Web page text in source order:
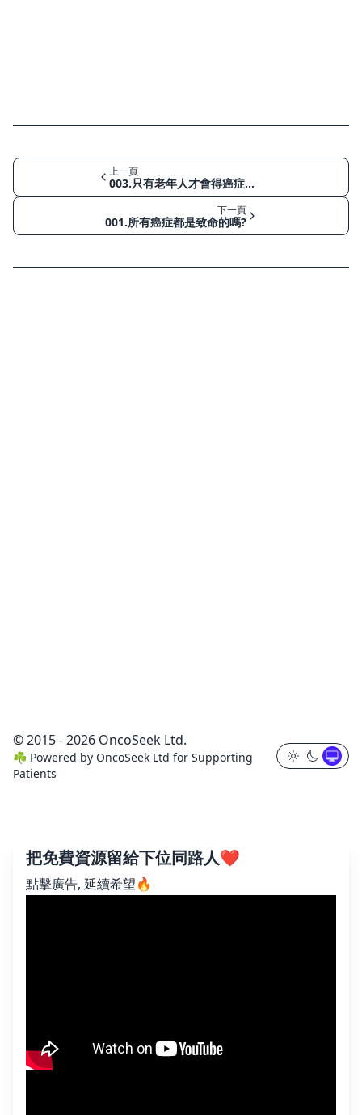
上一頁
003.只有老年人才會得癌症嗎？
下一頁
001.所有癌症都是致命的嗎?
© 2015 - 2026 OncoSeek Ltd.
☘️ Powered by OncoSeek Ltd for Supporting
Patients
把免費資源留給下位同路人❤️
點擊廣告, 延續希望🔥